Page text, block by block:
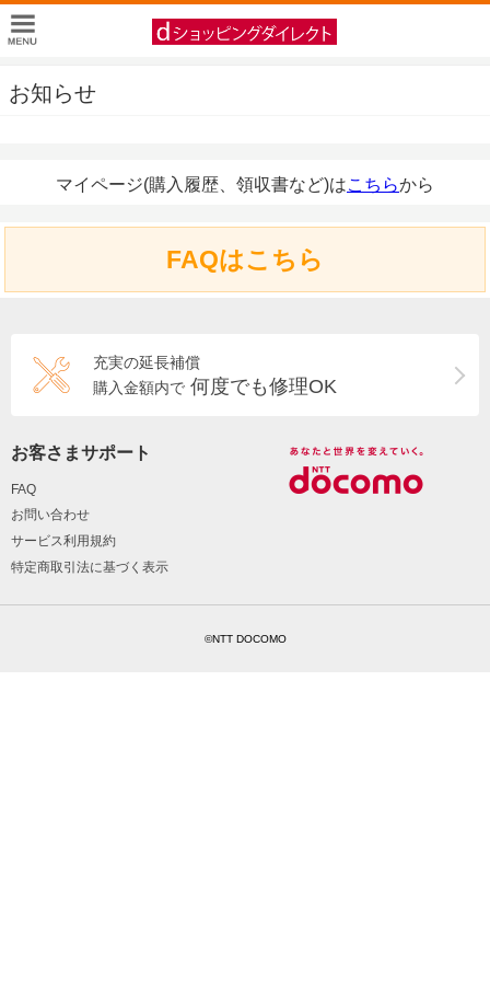
お知らせ
マイページ(購入履歴、領収書など)はこちらから
FAQはこちら
充実の延長補償
購入金額内で 何度でも修理OK
お客さまサポート
FAQ
お問い合わせ
サービス利用規約
特定商取引法に基づく表示
©NTT DOCOMO